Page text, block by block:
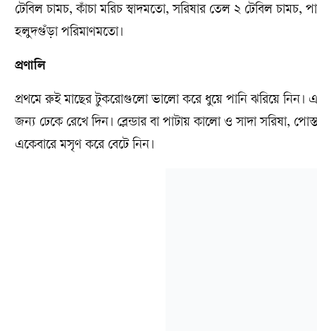
টেবিল চামচ, কাঁচা মরিচ স্বাদমতো, সরিষার তেল ২ টেবিল চামচ,
হলুদগুঁড়া পরিমাণমতো।
প্রণালি
প্রথমে রুই মাছের টুকরোগুলো ভালো করে ধুয়ে পানি ঝরিয়ে নিন।
জন্য ঢেকে রেখে দিন। ব্লেন্ডার বা পাটায় কালো ও সাদা সরিষা,
একেবারে মসৃণ করে বেটে নিন।